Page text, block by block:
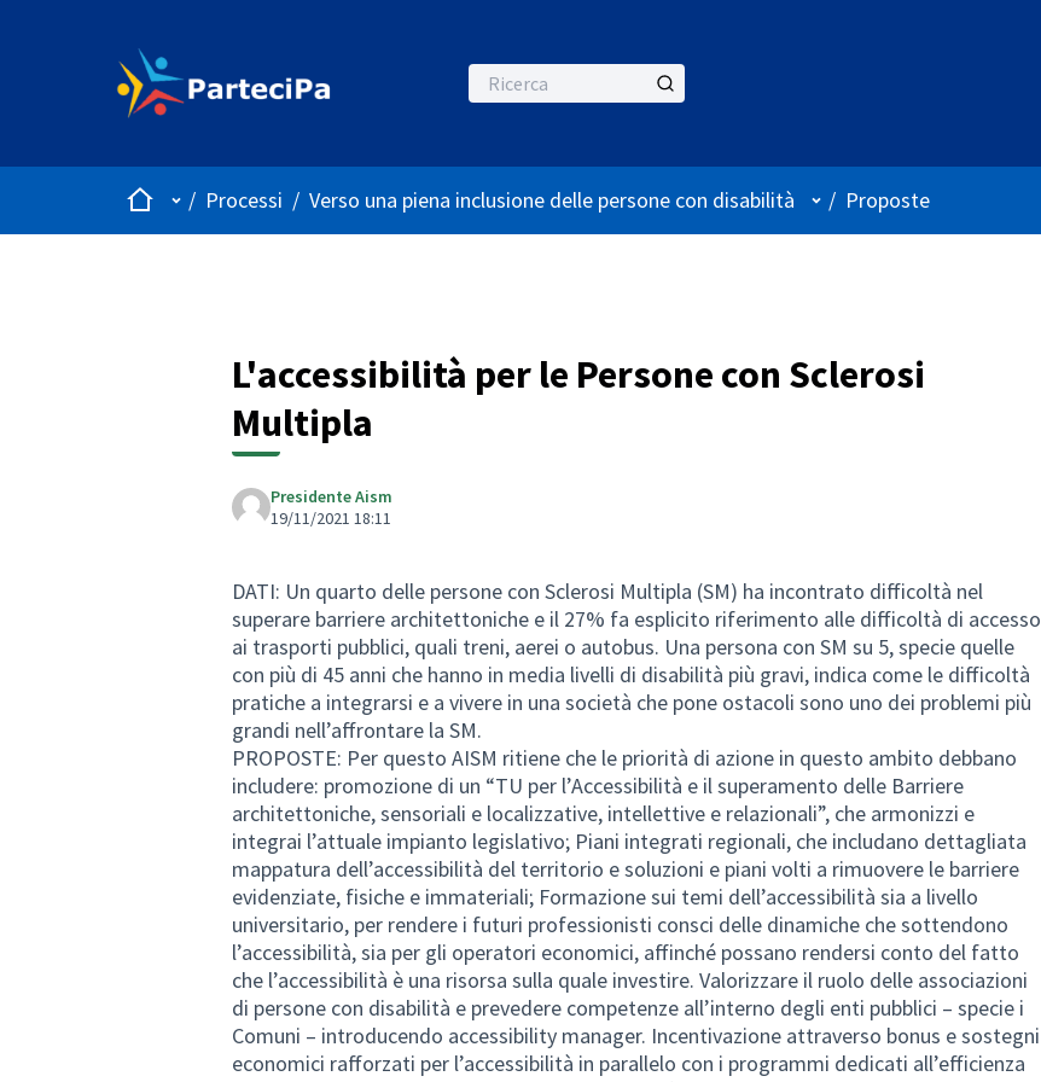
HomeMenù principale
/ Processi / Verso una piena inclusione delle persone con disabilità Menù utente
/ Proposte
L'accessibilità per le Persone con Sclerosi
Multipla
Presidente Aism
19/11/2021 18:11
DATI: Un quarto delle persone con Sclerosi Multipla (SM) ha incontrato difficoltà nel
superare barriere architettoniche e il 27% fa esplicito riferimento alle difficoltà di accesso
ai trasporti pubblici, quali treni, aerei o autobus. Una persona con SM su 5, specie quelle
con più di 45 anni che hanno in media livelli di disabilità più gravi, indica come le difficoltà
pratiche a integrarsi e a vivere in una società che pone ostacoli sono uno dei problemi più
grandi nell’affrontare la SM.
PROPOSTE: Per questo AISM ritiene che le priorità di azione in questo ambito debbano
includere: promozione di un “TU per l’Accessibilità e il superamento delle Barriere
architettoniche, sensoriali e localizzative, intellettive e relazionali”, che armonizzi e
integrai l’attuale impianto legislativo; Piani integrati regionali, che includano dettagliata
mappatura dell’accessibilità del territorio e soluzioni e piani volti a rimuovere le barriere
evidenziate, fisiche e immateriali; Formazione sui temi dell’accessibilità sia a livello
universitario, per rendere i futuri professionisti consci delle dinamiche che sottendono
l’accessibilità, sia per gli operatori economici, affinché possano rendersi conto del fatto
che l’accessibilità è una risorsa sulla quale investire. Valorizzare il ruolo delle associazioni
di persone con disabilità e prevedere competenze all’interno degli enti pubblici – specie i
Comuni – introducendo accessibility manager. Incentivazione attraverso bonus e sostegni
economici rafforzati per l’accessibilità in parallelo con i programmi dedicati all’efficienza